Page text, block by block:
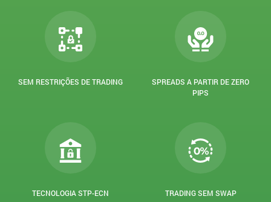
SEM RESTRIÇÕES DE TRADING
SPREADS A PARTIR DE ZERO
PIPS
TECNOLOGIA STP-ECN TRADING SEM SWAP